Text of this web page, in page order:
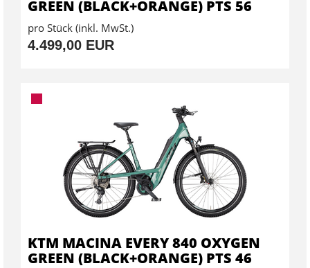
GREEN (BLACK+ORANGE) PTS 56
pro Stück (inkl. MwSt.)
4.499,00 EUR
KTM MACINA EVERY 840 OXYGEN
GREEN (BLACK+ORANGE) PTS 46